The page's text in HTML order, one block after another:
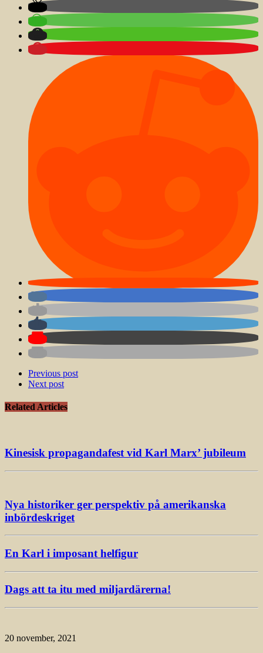
Previous post
Next post
Related Articles
Kinesisk propagandafest vid Karl Marx’ jubileum
Nya historiker ger perspektiv på amerikanska
inbördeskriget
En Karl i imposant helfigur
Dags att ta itu med miljardärerna!
20 november, 2021